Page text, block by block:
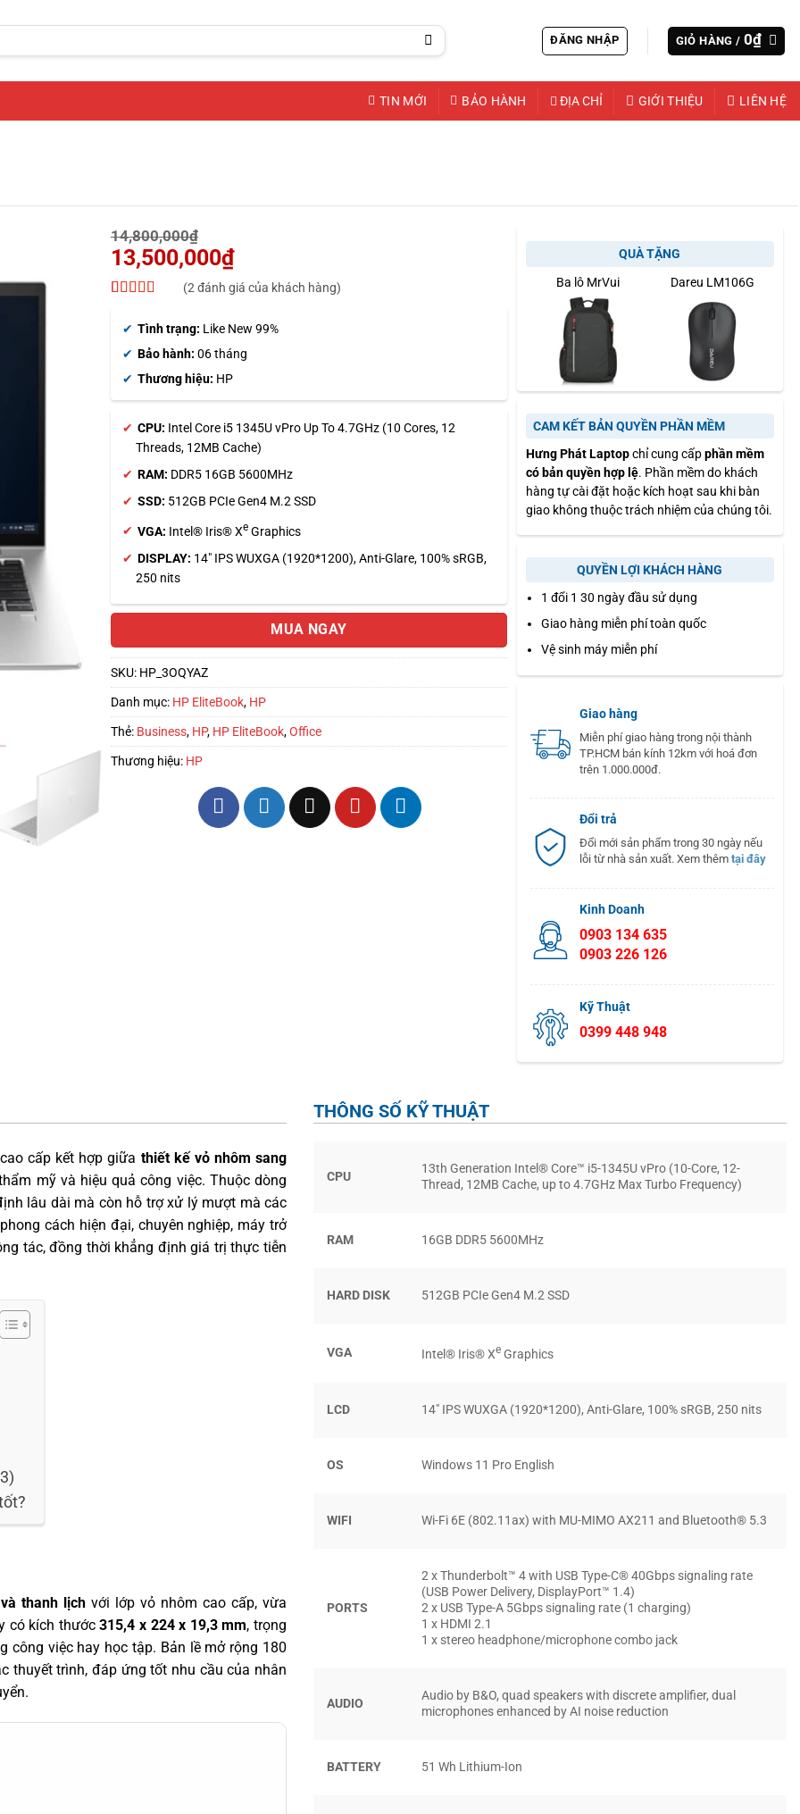
ĐĂNG NHẬP GIỎ HÀNG / 0₫
TIN MỚI BẢO HÀNH ĐỊA CHỈ GIỚI THIỆU LIÊN HỆ
14,800,000₫
gốc
là:
14,800,000₫.
13,500,000₫
Giá
hiện
là:
13,500,000₫.
trên đánh
giá
(2đánh giá của khách hàng)
Tình trạng: Like New 99%
Bảo hành: 06 tháng
Thương hiệu: HP
CPU: Intel Core i5 1345U vPro Up To 4.7GHz (10 Cores, 12
Threads, 12MB Cache)
RAM: DDR5 16GB 5600MHz
SSD: 512GB PCIe Gen4 M.2 SSD
VGA: Intel® Iris® Xe Graphics
DISPLAY: 14″ IPS WUXGA (1920*1200), Anti-Glare, 100% sRGB,
250 nits
MUA NGAY
SKU: HP_3OQYAZ
Danh mục: HP EliteBook, HP
Thẻ: Business, HP, HP EliteBook,Office
Thương hiệu: HP
QUÀ TẶNG
Ba lô MrVui
Dareu LM106G
CAM KẾT BẢN QUYỀN PHẦN MỀM
Hưng Phát Laptopchỉ cung cấpphần mềm
có bản quyền hợp lệ. Phần mềm do khách
hàng tự cài đặt hoặc kích hoạt sau khi bàn
giao không thuộc trách nhiệm của chúng tôi.
QUYỀN LỢI KHÁCH HÀNG
1 đổi 1 30 ngày đầu sử dụng
Giao hàng miễn phí toàn quốc
Vệ sinh máy miễn phí
Giao hàng
Miễn phí giao hàng trong nội thành
TP.HCM bán kính 12km với hoá đơn
trên 1.000.000đ.
Đổi trả
Đổi mới sản phẩm trong 30 ngày nếu
lỗi từ nhà sản xuất. Xem thêm tại đây
Kinh Doanh
0903 134 635
0903 226 126
Kỹ Thuật
0399 448 948
cấp kết hợp giữa thiết kế vỏ nhôm sang
mỹ và hiệu quả công việc. Thuộc dòng
lâu dài mà còn hỗ trợ xử lý mượt mà các
cách hiện đại, chuyên nghiệp, máy trở
tác, đồng thời khẳng định giá trị thực tiễn
thanh lịch với lớp vỏ nhôm cao cấp, vừa
có kích thước315,4 x 224 x 19,3 mm, trọng
công việc hay học tập. Bản lề mở rộng 180
thuyết trình, đáp ứng tốt nhu cầu của nhân
THÔNG SỐ KỸ THUẬT
CPU
13th Generation Intel® Core™ i5-1345U vPro (10-Core, 12-
Thread, 12MB Cache, up to 4.7GHz Max Turbo Frequency)
RAM 16GB DDR5 5600MHz
HARD DISK 512GB PCIe Gen4 M.2 SSD
VGA Intel® Iris® Xe Graphics
LCD 14″ IPS WUXGA (1920*1200), Anti-Glare, 100% sRGB, 250 nits
OS Windows 11 Pro English
WIFI Wi-Fi 6E (802.11ax) with MU-MIMO AX211 and Bluetooth® 5.3
PORTS
2 x Thunderbolt™ 4 with USB Type-C® 40Gbps signaling rate
(USB Power Delivery, DisplayPort™ 1.4)
2 x USB Type-A 5Gbps signaling rate (1 charging)
1 x HDMI 2.1
1 x stereo headphone/microphone combo jack
AUDIO
Audio by B&O, quad speakers with discrete amplifier, dual
microphones enhanced by AI noise reduction
BATTERY 51 Wh Lithium-Ion